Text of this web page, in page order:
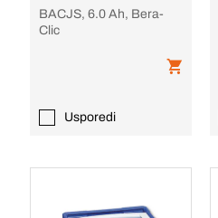
BACJS, 6.0 Ah, Bera-
Clic
Usporedi